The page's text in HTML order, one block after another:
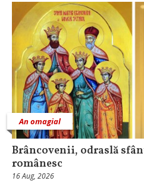
An omagial
Brâncovenii, odraslă
românesc
16 Aug, 2026